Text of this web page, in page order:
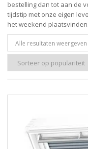
bestelling dan tot aan de
tijdstip met onze eigen
het weekend plaatsvinden.
Alle resultaten weergeven